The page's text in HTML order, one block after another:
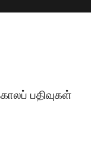
பதிவுகள்